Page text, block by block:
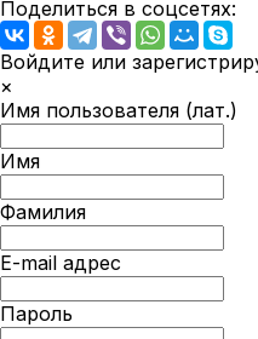
Поделиться в соцсетях:
Войдите или
×
Имя пользователя (лат.)
Имя
Фамилия
E-mail адрес
Пароль